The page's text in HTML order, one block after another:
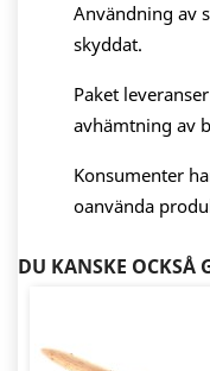
Användning av
skyddat.
Paket
avhämtning av
Konsumenter
oanvända
DU KANSKE OCKSÅ